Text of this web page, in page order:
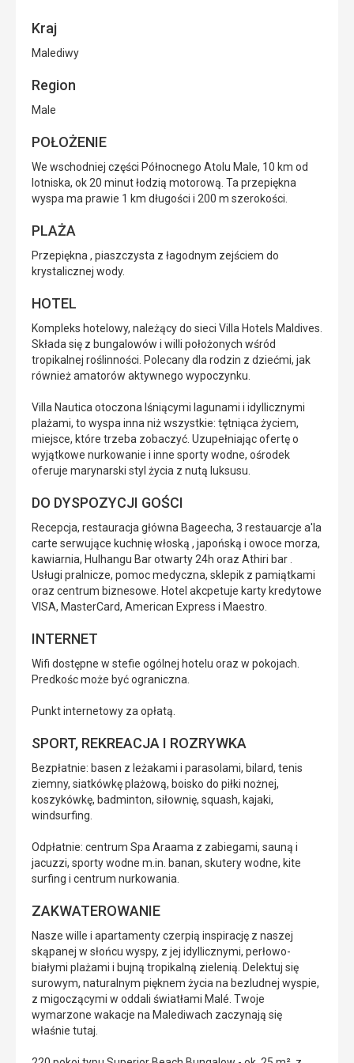
Kraj
Malediwy
Region
Male
POŁOŻENIE
We wschodniej części Północnego Atolu Male, 10 km od
lotniska, ok 20 minut łodzią motorową. Ta przepiękna
wyspa ma prawie 1 km długości i 200 m szerokości.
PLAŻA
Przepiękna , piaszczysta z łagodnym zejściem do
krystalicznej wody.
HOTEL
Kompleks hotelowy, należący do sieci Villa Hotels Maldives.
Składa się z bungalowów i willi położonych wśród
tropikalnej roślinności. Polecany dla rodzin z dziećmi, jak
również amatorów aktywnego wypoczynku.
Villa Nautica otoczona lśniącymi lagunami i idyllicznymi
plażami, to wyspa inna niż wszystkie: tętniąca życiem,
miejsce, które trzeba zobaczyć. Uzupełniając ofertę o
wyjątkowe nurkowanie i inne sporty wodne, ośrodek
oferuje marynarski styl życia z nutą luksusu.
DO DYSPOZYCJI GOŚCI
Recepcja, restauracja główna Bageecha, 3 restauarcje a'la
carte serwujące kuchnię włoską , japońską i owoce morza,
kawiarnia, Hulhangu Bar otwarty 24h oraz Athiri bar .
Usługi pralnicze, pomoc medyczna, sklepik z pamiątkami
oraz centrum biznesowe. Hotel akcpetuje karty kredytowe
VISA, MasterCard, American Express i Maestro.
INTERNET
Wifi dostępne w stefie ogólnej hotelu oraz w pokojach.
Predkośc może być ograniczna.
Punkt internetowy za opłatą.
SPORT, REKREACJA I ROZRYWKA
Bezpłatnie: basen z leżakami i parasolami, bilard, tenis
ziemny, siatkówkę plażową, boisko do piłki nożnej,
koszykówkę, badminton, siłownię, squash, kajaki,
windsurfing.
Odpłatnie: centrum Spa Araama z zabiegami, sauną i
jacuzzi, sporty wodne m.in. banan, skutery wodne, kite
surfing i centrum nurkowania.
ZAKWATEROWANIE
Nasze wille i apartamenty czerpią inspirację z naszej
skąpanej w słońcu wyspy, z jej idyllicznymi, perłowo-
białymi plażami i bujną tropikalną zielenią. Delektuj się
surowym, naturalnym pięknem życia na bezludnej wyspie,
z migoczącymi w oddali światłami Malé. Twoje
wymarzone wakacje na Malediwach zaczynają się
właśnie tutaj.